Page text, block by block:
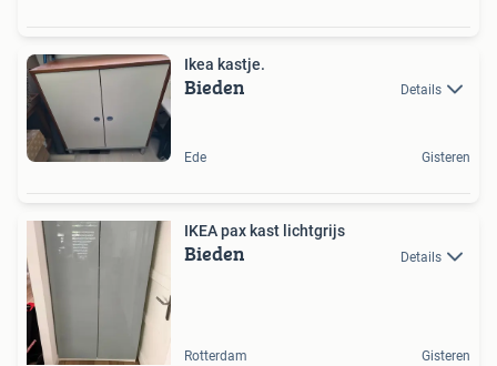
Ikea kastje.
Bieden Details
Ede Gisteren
IKEA pax kast lichtgrijs
Bieden Details
Rotterdam Gisteren